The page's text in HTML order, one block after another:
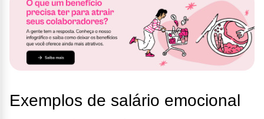
Exemplos de salário emocional